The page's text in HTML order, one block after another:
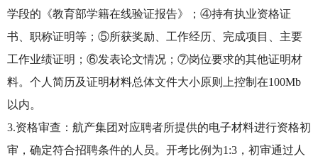
学段的《教育部学籍在线验证报告》；④持有执业资格证
书、职称证明等；⑤所获奖励、工作经历、完成项目、主要
工作业绩证明；⑥发表论文情况；⑦岗位要求的其他证明材
料。个人简历及证明材料总体文件大小原则上控制在100Mb
以内。
3.资格审查：航产集团对应聘者所提供的电子材料进行资格初
审，确定符合招聘条件的人员。开考比例为1:3，初审通过人